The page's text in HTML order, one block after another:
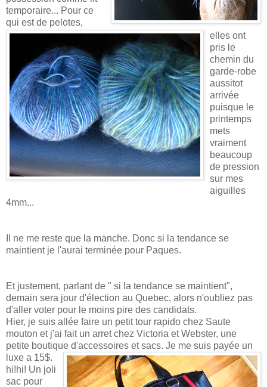
temporaire... Pour ce
qui est de pelotes,
elles ont
pris le
chemin du
garde-robe
aussitot
arrivée
puisque le
printemps
mets
vraiment
beaucoup
de pression
sur mes
aiguilles
4mm...
Il ne me reste que la manche. Donc si la tendance se
maintient je l'aurai terminée pour Paques.
Et justement, parlant de " si la tendance se maintient",
demain sera jour d'élection au Quebec, alors n'oubliez pas
d'aller voter pour le moins pire des candidats.
Hier, je suis allée faire un petit tour rapido chez Saute
mouton et j'ai fait un arret chez Victoria et Webster, une
petite boutique d'accessoires et sacs. Je me suis payée un
luxe a 15$.
hi!hi! Un joli
sac pour